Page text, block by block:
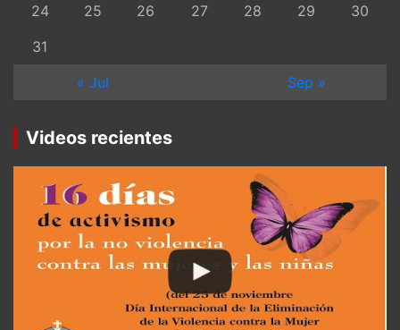
24
25 26 27 28 29
30
31
« Jul
Sep »
Videos recientes